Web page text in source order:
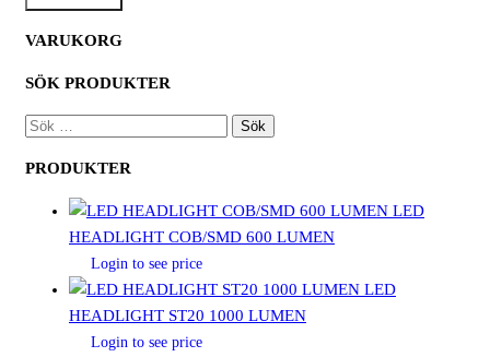
VARUKORG
SÖK PRODUKTER
SÖK
PRODUKTER
LED
HEADLIGHT COB/SMD 600 LUMEN
Login to see price
LED
HEADLIGHT ST20 1000 LUMEN
Login to see price